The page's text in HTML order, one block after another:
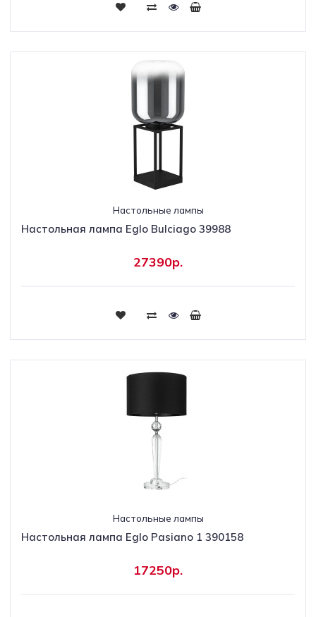
Настольные лампы
Настольная лампа Eglo Bulciago 39988
27390р.
Настольные лампы
Настольная лампа Eglo Pasiano 1 390158
17250р.